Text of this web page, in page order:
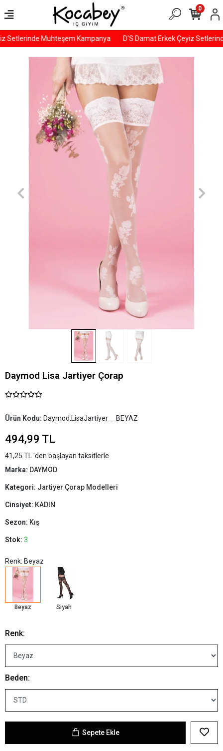
Setlerinde Muhteşem Kampanya D'S Damat Erkek Çeyiz
0
Daymod Lisa Jartiyer Çorap
Ürün Kodu: Daymod.LisaJartiyer__BEYAZ
494,99 TL
41,25 TL 'den başlayan taksitlerle
Marka: DAYMOD
Kategori: Jartiyer Çorap Modelleri
Cinsiyet: KADIN
Sezon: Kış
Stok: 3
Renk: Beyaz
Beyaz Siyah
Renk:
Beden:
Sepete Ekle